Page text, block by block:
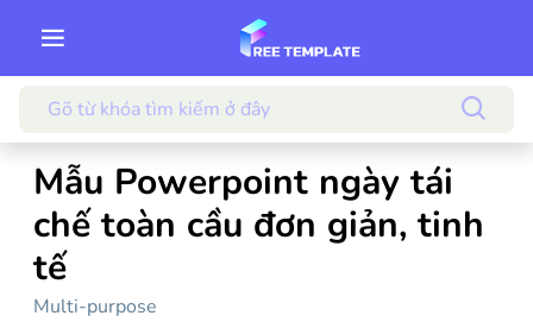
Mẫu Powerpoint ngày tái
chế toàn cầu đơn giản, tinh
tế
Multi-purpose